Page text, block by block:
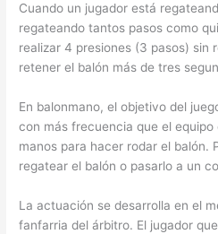
Cuando un jugador está
regateando tantos pasos como
realizar 4 presiones (3 pasos) sin
retener el balón más de tres
En balonmano, el objetivo del
con más frecuencia que el
manos para hacer rodar el balón.
regatear el balón o pasarlo a un
La actuación se desarrolla en el
fanfarria del árbitro. El jugador